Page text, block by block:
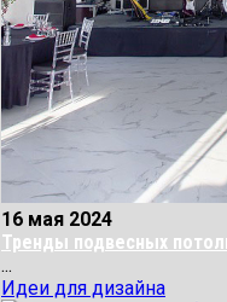
16 мая 2024
Тренды подвесных
...
Идеи для дизайна